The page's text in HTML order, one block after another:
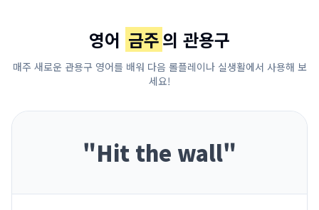
영어 금주의 관용구
매주 새로운 관용구 영어를 배워 다음 롤플레이나 실생활에서 사용해 보
세요!
"Hit the wall"